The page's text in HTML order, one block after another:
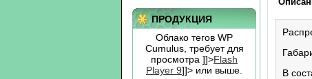
ПРОДУКЦИЯ
Облако тегов WP
Cumulus, требует для
просмотра ]]>Flash
Player 9]]> или выше.
В